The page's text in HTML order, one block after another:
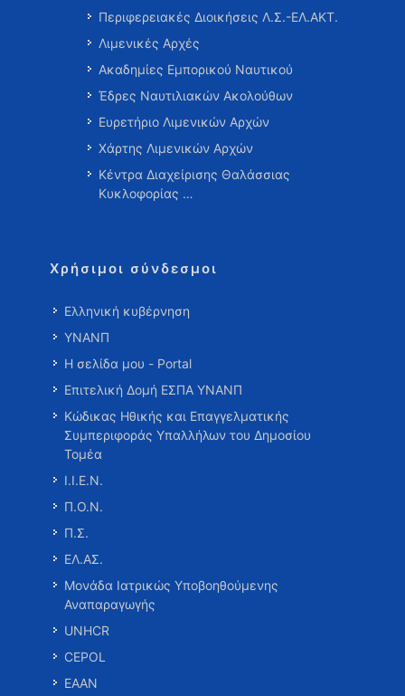
Περιφερειακές Διοικήσεις Λ.Σ.-ΕΛ.ΑΚΤ.
Λιμενικές Αρχές
Ακαδημίες Εμπορικού Ναυτικού
Έδρες Ναυτιλιακών Ακολούθων
Ευρετήριο Λιμενικών Αρχών
Χάρτης Λιμενικών Αρχών
Κέντρα Διαχείρισης Θαλάσσιας
Κυκλοφορίας …
Χρήσιμοι σύνδεσμοι
Ελληνική κυβέρνηση
ΥΝΑΝΠ
Η σελίδα μου - Portal
Επιτελική Δομή ΕΣΠΑ ΥΝΑΝΠ
Κώδικας Ηθικής και Επαγγελματικής
Συμπεριφοράς Υπαλλήλων του Δημοσίου
Τομέα
Ι.Ι.Ε.Ν.
Π.Ο.Ν.
Π.Σ.
ΕΛ.ΑΣ.
Μονάδα Ιατρικώς Υποβοηθούμενης
Αναπαραγωγής
UNHCR
CEPOL
ΕΑΑΝ